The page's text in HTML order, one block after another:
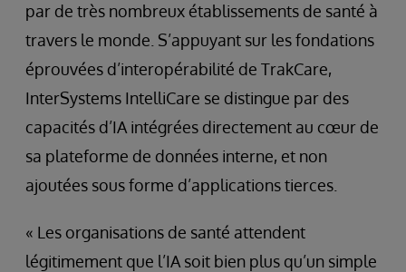
par de très nombreux établissements de santé à
travers le monde. S’appuyant sur les fondations
éprouvées d’interopérabilité de TrakCare,
InterSystems IntelliCare se distingue par des
capacités d’IA intégrées directement au cœur de
sa plateforme de données interne, et non
ajoutées sous forme d’applications tierces.
« Les organisations de santé attendent
légitimement que l’IA soit bien plus qu’un simple